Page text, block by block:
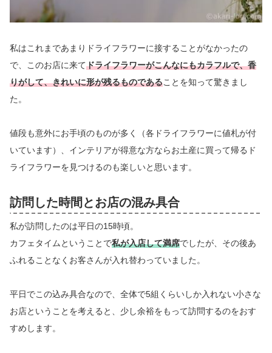
私はこれまであまりドライフラワーに接することがなかったの
で、このお店に来てドライフラワーがこんなにもカラフルで、香
りがして、きれいに形が残るものであることを知って驚きまし
た。
値段も意外にお手頃のものが多く（各ドライフラワーに値札が付
いています）、インテリアが得意な方ならお土産に買って帰るド
ライフラワーを見つけるのも楽しいと思います。
訪問した時間とお店の混み具合
私が訪問したのは平日の15時頃。
カフェタイムということで私が入店して満席でしたが、その後あ
ふれることなくお客さんが入れ替わっていました。
平日でこの込み具合なので、全体で5組くらいしか入れない小さな
お店ということを考えると、少し余裕をもって訪問するのをおす
すめします。